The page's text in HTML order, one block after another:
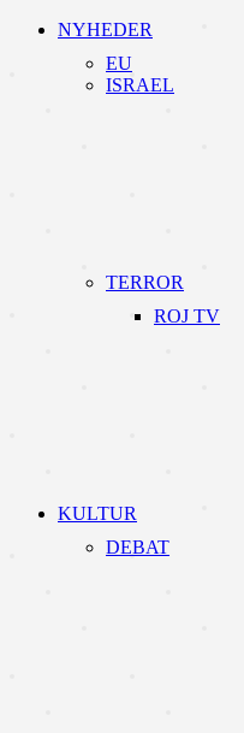
NYHEDER
EU
ISRAEL
TERROR
ROJ TV
KULTUR
DEBAT